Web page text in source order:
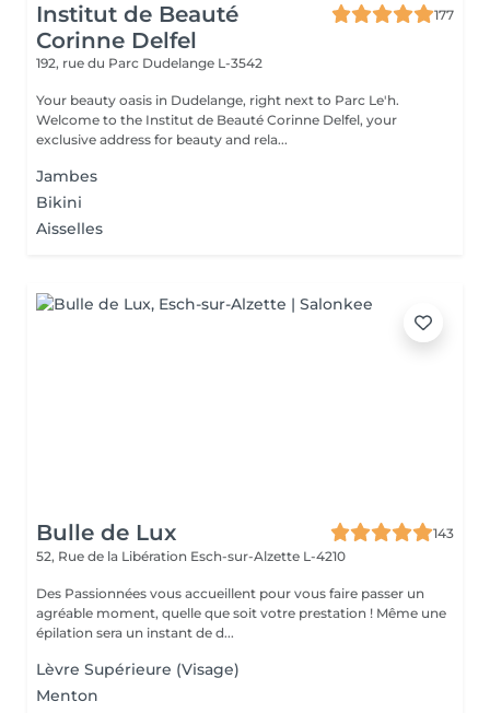
Institut de Beauté
Corinne Delfel
177
192, rue du Parc Dudelange L-3542
Your beauty oasis in Dudelange, right next to Parc Le'h.
Welcome to the Institut de Beauté Corinne Delfel, your
exclusive address for beauty and rela...
Jambes
Bikini
Aisselles
Bulle de Lux
143
52, Rue de la Libération Esch-sur-Alzette L-4210
Des Passionnées vous accueillent pour vous faire passer un
agréable moment, quelle que soit votre prestation ! Même une
épilation sera un instant de d...
Lèvre Supérieure (Visage)
Menton